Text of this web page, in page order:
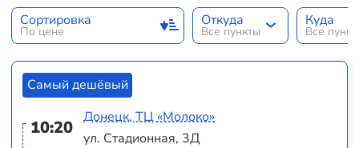
Сортировка
По цене
Откуда
Все пункты
Куда
Все
Самый дешёвый
10:20
Донецк, ТЦ «Молоко»
ул. Стадионная, 3Д